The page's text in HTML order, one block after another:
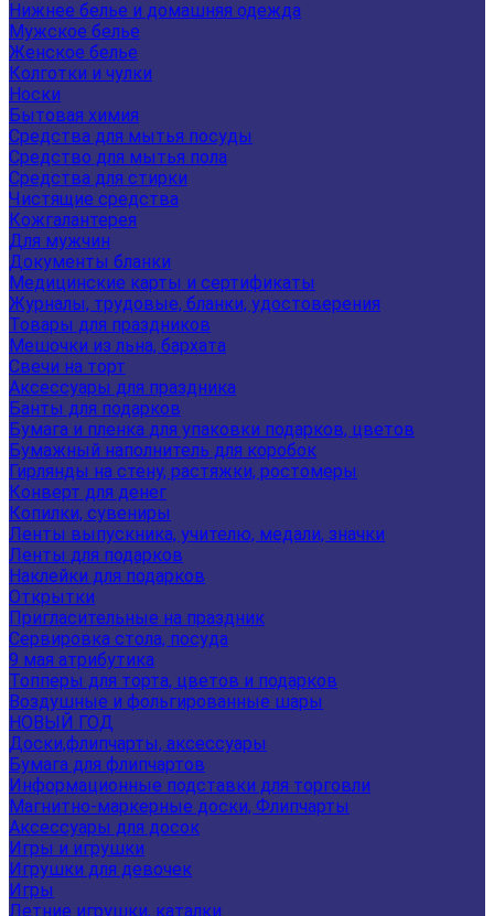
Нижнее белье и домашняя одежда
Мужское белье
Женское белье
Колготки и чулки
Носки
Бытовая химия
Средства для мытья посуды
Средство для мытья пола
Средства для стирки
Чистящие средства
Кожгалантерея
Для мужчин
Документы бланки
Медицинские карты и сертификаты
Журналы, трудовые, бланки, удостоверения
Товары для праздников
Мешочки из льна, бархата
Свечи на торт
Аксессуары для праздника
Банты для подарков
Бумага и пленка для упаковки подарков, цветов
Бумажный наполнитель для коробок
Гирлянды на стену, растяжки, ростомеры
Конверт для денег
Копилки, сувениры
Ленты выпускника, учителю, медали, значки
Ленты для подарков
Наклейки для подарков
Открытки
Пригласительные на праздник
Сервировка стола, посуда
9 мая атрибутика
Топперы для торта, цветов и подарков
Воздушные и фольгированные шары
НОВЫЙ ГОД
Доски,флипчарты, аксессуары
Бумага для флипчартов
Информационные подставки для торговли
Магнитно-маркерные доски, Флипчарты
Аксессуары для досок
Игры и игрушки
Игрушки для девочек
Игры
Летние игрушки, каталки